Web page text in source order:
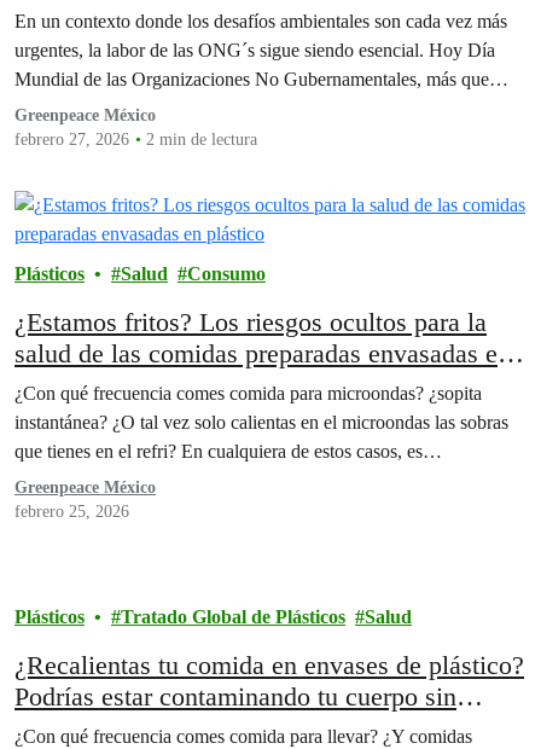
A.C. (CEMDA); Alianza Mexicana contra el Fracking; Asamblea de
- APIIDTT ; SmartFish Rescate de Valor, AC; CORASON Defensa del
Territorio (Coordinadora Regional de Acción Solidaria en Defensa del
Territorio Huasteca Totonacapan)
En un contexto donde los desafíos ambientales son cada vez más
urgentes, la labor de las ONG´s sigue siendo esencial. Hoy Día
Mundial de las Organizaciones No Gubernamentales, más que…
Greenpeace México
febrero 27, 2026
2 min de lectura
Plásticos Salud Consumo
¿Estamos fritos? Los riesgos ocultos para la
salud de las comidas preparadas envasadas en
plástico.
¿Con qué frecuencia comes comida para microondas? ¿sopita
instantánea? ¿O tal vez solo calientas en el microondas las sobras
que tienes en el refri? En cualquiera de estos casos, es…
Greenpeace México
febrero 25, 2026
Plásticos Tratado Global de Plásticos Salud
¿Recalientas tu comida en envases de plástico?
Podrías estar contaminando tu cuerpo sin
saberlo.
¿Con qué frecuencia comes comida para llevar? ¿Y comidas